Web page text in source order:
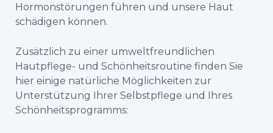
Hormonstörungen führen und unsere Haut
schädigen können.
Zusätzlich zu einer umweltfreundlichen
Hautpflege- und Schönheitsroutine finden Sie
hier einige natürliche Möglichkeiten zur
Unterstützung Ihrer Selbstpflege und Ihres
Schönheitsprogramms: